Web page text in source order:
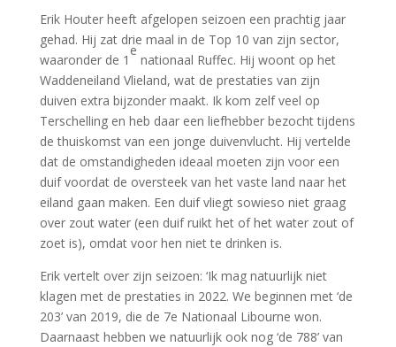
Erik Houter heeft afgelopen seizoen een prachtig jaar
gehad. Hij zat drie maal in de Top 10 van zijn sector,
waaronder de 1
e
nationaal Ruffec. Hij woont op het
Waddeneiland Vlieland, wat de prestaties van zijn
duiven extra bijzonder maakt. Ik kom zelf veel op
Terschelling en heb daar een liefhebber bezocht tijdens
de thuiskomst van een jonge duivenvlucht. Hij vertelde
dat de omstandigheden ideaal moeten zijn voor een
duif voordat de oversteek van het vaste land naar het
eiland gaan maken. Een duif vliegt sowieso niet graag
over zout water (een duif ruikt het of het water zout of
zoet is), omdat voor hen niet te drinken is.
Erik vertelt over zijn seizoen: ‘Ik mag natuurlijk niet
klagen met de prestaties in 2022. We beginnen met ‘de
203’ van 2019, die de 7e Nationaal Libourne won.
Daarnaast hebben we natuurlijk ook nog ‘de 788’ van